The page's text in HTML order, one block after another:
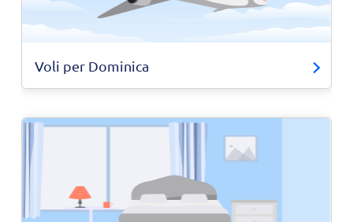
Voli per Dominica